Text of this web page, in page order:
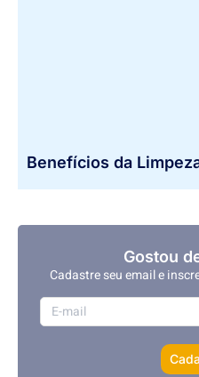
Benefícios da
Gostou
Cadastre seu email e